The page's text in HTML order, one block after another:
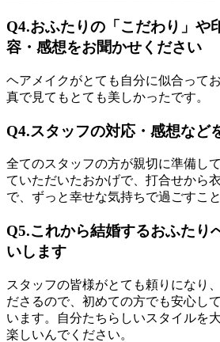
Q4.おふたりの「こだわり」や
容・感想をお聞かせください
ヘアメイクがとても自分に似合って
真で見てもとても美しかったです。
Q4.スタッフの対応・感想など
全てのスタッフの方が親切に準備し
ていただいたおかげで、打合せから
で、ずっと幸せな気持ちで過ごすこ
Q5.これから結婚するおふたり
いします
スタッフの皆様がとても頼りになり
ださるので、初めての方でも安心し
います。自分たちらしいスタイルを
楽しいんでください。